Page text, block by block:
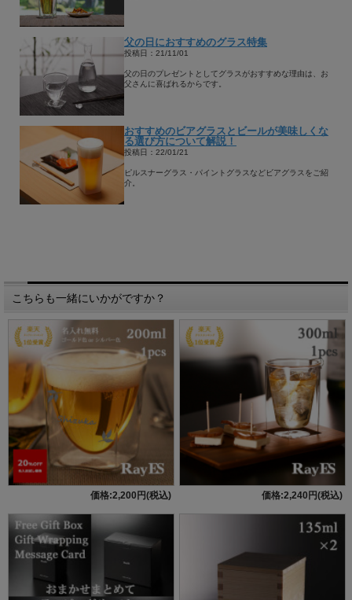
父の日におすすめのグラス特集
投稿日：21/11/01
父の日のプレゼントとしてグラスがおすすめな理由は、お
父さんに喜ばれるからです。
おすすめのビアグラスとビールが美味しくな
る選び方について解説！
投稿日：22/01/21
ピルスナーグラス・パイントグラスなどビアグラスをご紹
介。
こちらも一緒にいかがですか？
価格:2,200円(税込) 価格:2,240円(税込)